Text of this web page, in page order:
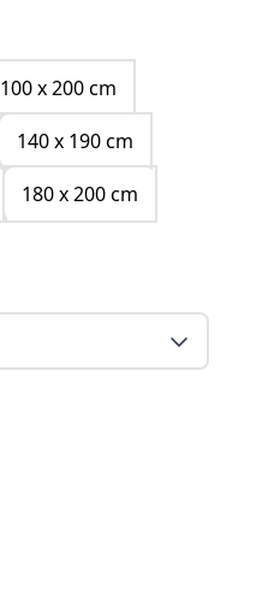
100 x 200 cm
140 x 190 cm
180 x 200 cm